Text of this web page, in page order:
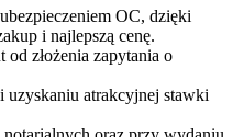
OC, dzięki
i najlepszą cenę.
złożenia zapytania o
uzyskaniu atrakcyjnej stawki